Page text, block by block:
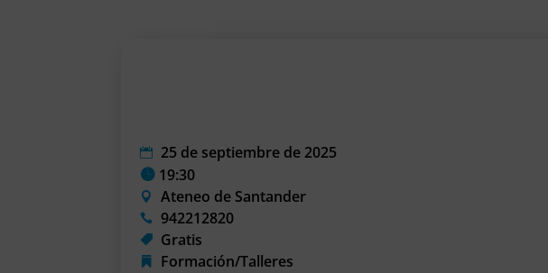
25 de septiembre de 2025
19:30
Ateneo de Santander
942212820
Gratis
Formación/Talleres